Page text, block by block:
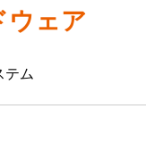
ウェア
テム